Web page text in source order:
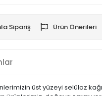
Sipariş Ürün Önerileri
üst yüzeyi selüloz